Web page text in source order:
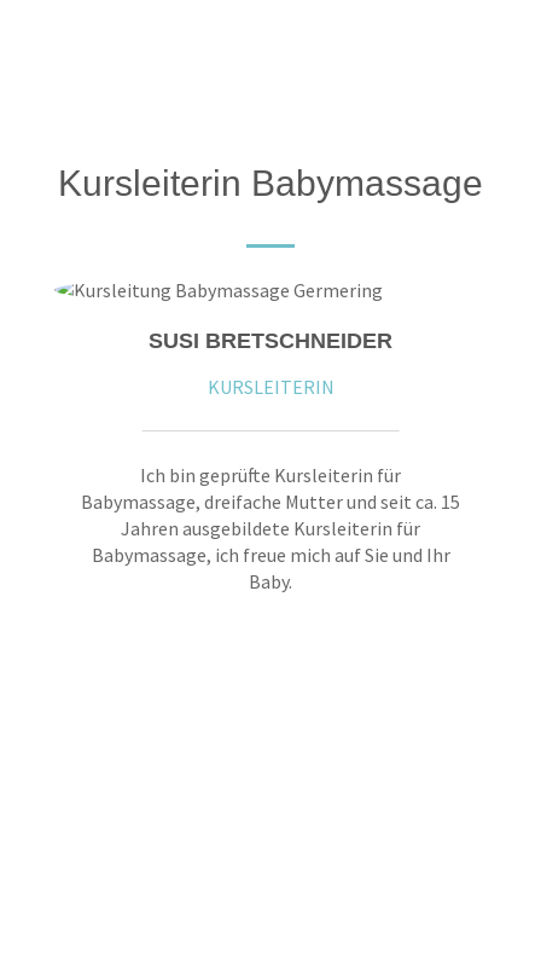
Kursleiterin Babymassage
SUSI BRETSCHNEIDER
KURSLEITERIN
Ich bin geprüfte Kursleiterin für
Babymassage, dreifache Mutter und seit ca. 15
Jahren ausgebildete Kursleiterin für
Babymassage, ich freue mich auf Sie und Ihr
Baby.